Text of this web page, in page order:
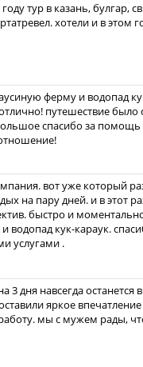
тур в казань, булгар,
хотели и в этом
ферму и водопад
путешествие
спасибо за
вот уже который
на пару дней. и в этот
быстро и
водопад кук-караук.
услугами .
3 дня навсегда
яркое
мы с мужем рады,